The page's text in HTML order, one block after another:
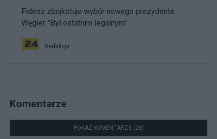
Fidesz zbojkotuje wybór nowego prezydenta
Węgier. "Był ostatnim legalnym"
Redakcja
Komentarze
POKAŻ KOMENTARZE (28)